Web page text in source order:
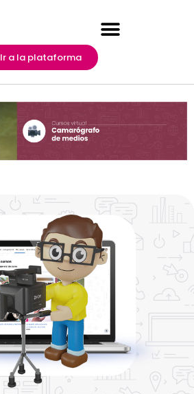
Ir a la plataforma